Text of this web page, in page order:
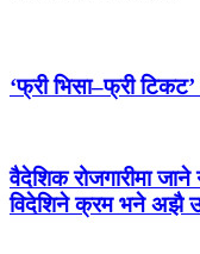
‘फ्री भिसा–फ्री
वैदेशिक रोजगारीमा
विदेशिने क्रम भने अझै